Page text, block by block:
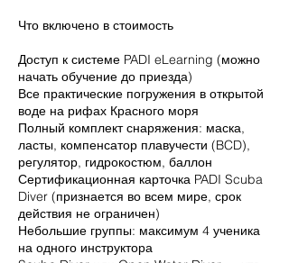
Что включено в стоимость
Доступ к системе PADI eLearning (можно
начать обучение до приезда)
Все практические погружения в открытой
воде на рифах Красного моря
Полный комплект снаряжения: маска,
ласты, компенсатор плавучести (BCD),
регулятор, гидрокостюм, баллон
Сертификационная карточка PADI Scuba
Diver (признается во всем мире, срок
действия не ограничен)
Небольшие группы: максимум 4 ученика
на одного инструктора